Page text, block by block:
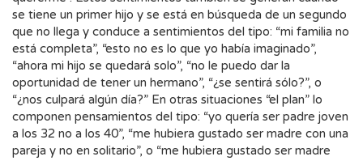
se tiene un primer hijo y se está en búsqueda de un segundo
que no llega y conduce a sentimientos del tipo: “mi familia no
está completa”, “esto no es lo que yo había imaginado”,
“ahora mi hijo se quedará solo”, “no le puedo dar la
oportunidad de tener un hermano”, “¿se sentirá sólo?”, o
“¿nos culpará algún día?” En otras situaciones “el plan” lo
componen pensamientos del tipo: “yo quería ser padre joven
a los 32 no a los 40”, “me hubiera gustado ser madre con una
pareja y no en solitario”, o “me hubiera gustado ser madre